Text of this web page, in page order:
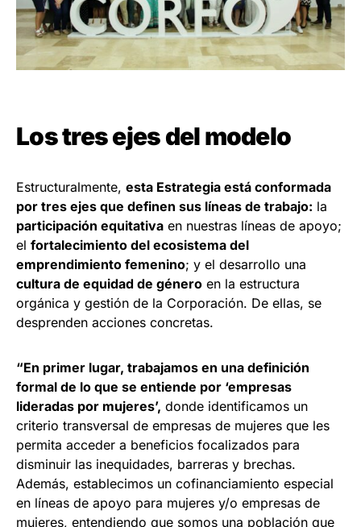
Los tres ejes del modelo
Estructuralmente, esta Estrategia está conformada
por tres ejes que definen sus líneas de trabajo: la
participación equitativa en nuestras líneas de apoyo;
el fortalecimiento del ecosistema del
emprendimiento femenino; y el desarrollo una
cultura de equidad de género en la estructura
orgánica y gestión de la Corporación. De ellas, se
desprenden acciones concretas.
“En primer lugar, trabajamos en una definición
formal de lo que se entiende por ‘empresas
lideradas por mujeres’, donde identificamos un
criterio transversal de empresas de mujeres que les
permita acceder a beneficios focalizados para
disminuir las inequidades, barreras y brechas.
Además, establecimos un cofinanciamiento especial
en líneas de apoyo para mujeres y/o empresas de
mujeres, entendiendo que somos una población que